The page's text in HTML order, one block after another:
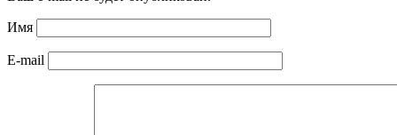
Имя
E-mail